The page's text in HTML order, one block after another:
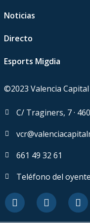
Noticias
Directo
Esports Migdia
©2023 Valencia Capital
C/ Traginers, 7 ·
661 49 32 61
Teléfono del